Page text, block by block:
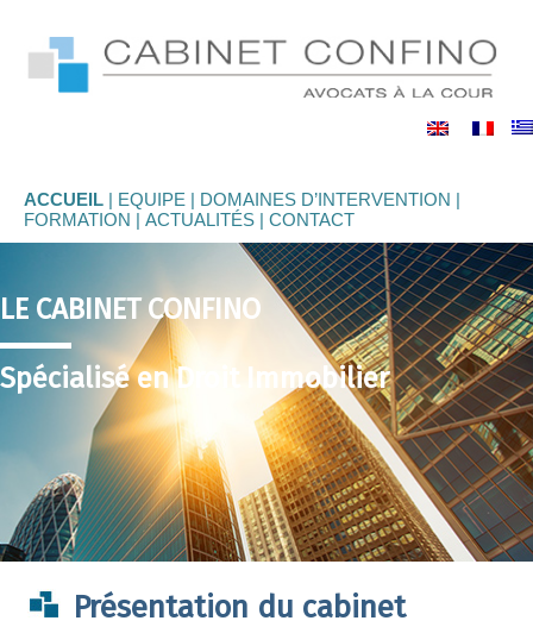
ACCUEIL EQUIPE
DOMAINES D’INTERVENTION
FORMATION
ACTUALITÉS CONTACT
LE CABINET CONFINO
Spécialisé en Droit Immobilier
Présentation du cabinet